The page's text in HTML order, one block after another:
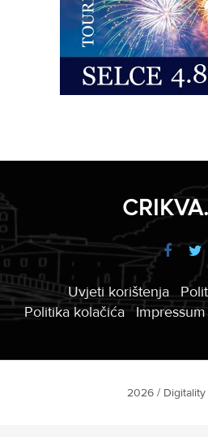
Uvjeti korištenja
Politika kolačića
Impressum
2026 / Digitality